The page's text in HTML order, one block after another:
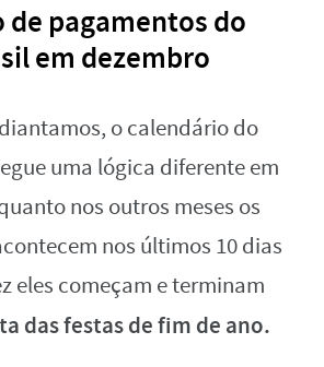
de pagamentos do
em dezembro
o calendário do
uma lógica diferente em
nos outros meses os
nos últimos 10 dias
eles começam e terminam
das festas de fim de ano.